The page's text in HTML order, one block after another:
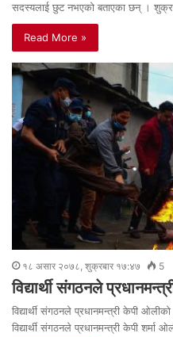
सदस्यलाई छुट नभएको बताएका छन् ।
Read More »
१८ असार २०७८, शुक्रबार १७:४७ 5
विद्यार्थी संगठनले
विद्यार्थी संगठनले प्रधानमन्त्री केपी
विद्यार्थी संगठनले प्रधानमन्त्री केपी शर्मा